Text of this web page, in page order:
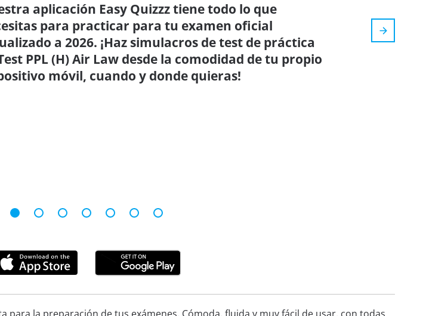
aplicación Easy Quizzz tiene todo lo que
para practicar para tu examen oficial
a 2026. ¡Haz simulacros de test de práctica
PPL (H) Air Law desde la comodidad de tu propio
móvil, cuando y donde quieras!